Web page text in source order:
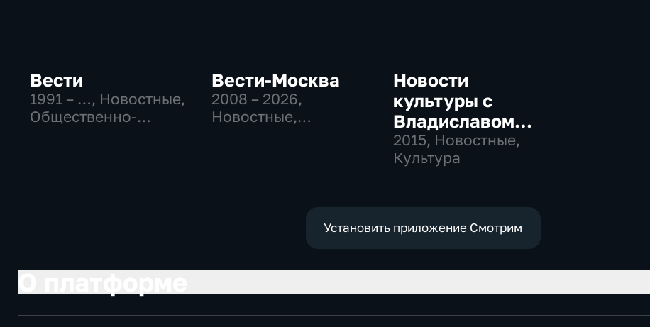
Вести
1991 – …, Новостные,
Общественно-
Вести-Москва
2008 – 2026,
Новостные,
Новости
культуры с
Владиславом
Флярковским
2015, Новостные,
Культура
Установить приложение Смотрим